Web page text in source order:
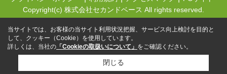
Copyright(c) 株式会社セカンドベース All rights reserved.
当サイトでは、お客様の当サイト利用状況把握、サービス向上検討を目的と
して、クッキー（Cookie）を使用しています。
詳しくは、当社の 「Cookieの取扱いについて」 をご確認ください。
閉じる